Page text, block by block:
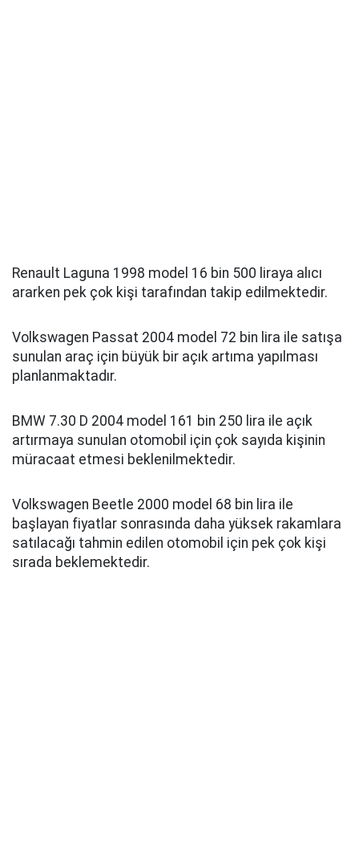
Renault Laguna 1998 model 16 bin 500 liraya alıcı
ararken pek çok kişi tarafından takip edilmektedir.
Volkswagen Passat 2004 model 72 bin lira ile satışa
sunulan araç için büyük bir açık artıma yapılması
planlanmaktadır.
BMW 7.30 D 2004 model 161 bin 250 lira ile açık
artırmaya sunulan otomobil için çok sayıda kişinin
müracaat etmesi beklenilmektedir.
Volkswagen Beetle 2000 model 68 bin lira ile
başlayan fiyatlar sonrasında daha yüksek rakamlara
satılacağı tahmin edilen otomobil için pek çok kişi
sırada beklemektedir.